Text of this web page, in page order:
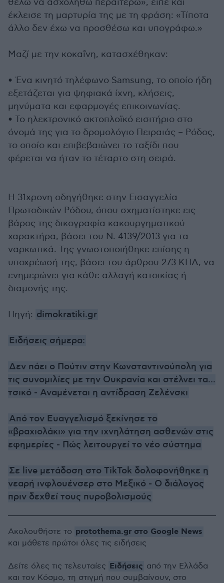
θέλω να ασχοληθώ περαιτέρω», είπε και
έκλεισε τη μαρτυρία της με τη φράση: «Τίποτα
άλλο δεν έχω να προσθέσω και υπογράφω.»
Μαζί με την κοκαΐνη, κατασχέθηκαν:
• Ένα κινητό τηλέφωνο Samsung, το οποίο ήδη
εξετάζεται για ψηφιακά ίχνη, κλήσεις,
μηνύματα και εφαρμογές επικοινωνίας.
• Το ηλεκτρονικό ακτοπλοϊκό εισιτήριο στο
όνομά της για το δρομολόγιο Πειραιάς – Ρόδος,
το οποίο και επιβεβαιώνει το ταξίδι που
φέρεται να ήταν το τέταρτο στη σειρά.
Η 31χρονη οδηγήθηκε στην Εισαγγελία
Πρωτοδικών Ρόδου, όπου σχηματίστηκε εις
βάρος της δικογραφία κακουργηματικού
χαρακτήρα, βάσει του Ν. 4139/2013 για τα
ναρκωτικά. Της γνωστοποιήθηκε επίσης η
υποχρέωσή της, βάσει του άρθρου 273 ΚΠΔ, να
ενημερώνει για κάθε αλλαγή κατοικίας ή
διαμονής της.
Πηγή: dimokratiki.gr
Ειδήσεις σήμερα:
Δεν πάει ο Πούτιν στην Κωνσταντινούπολη για
τις συνομιλίες με την Ουκρανία και στέλνει τα...
τσικό - Αναμένεται η αντίδραση Ζελένσκι
Από τον Ευαγγελισμό ξεκίνησε το
«βραχιολάκι» για την ιχνηλάτηση ασθενών στις
εφημερίες - Πώς λειτουργεί το νέο σύστημα
Σε live μετάδοση στο TikTok δολοφονήθηκε η
νεαρή ινφλουένσερ στο Μεξικό - Ο διάλογος
πριν δεχθεί τους πυροβολισμούς
Ακολουθήστε το protothema.gr στο Google News
και μάθετε πρώτοι όλες τις ειδήσεις
Δείτε όλες τις τελευταίες Ειδήσεις από την Ελλάδα
και τον Κόσμο, τη στιγμή που συμβαίνουν, στο